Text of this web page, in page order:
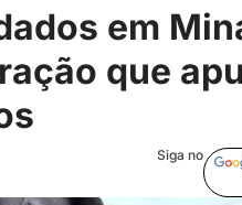
em
que
Siga no